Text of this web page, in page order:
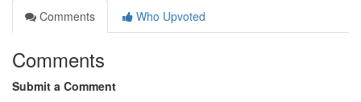
Comments
Who Upvoted
Comments
Submit a Comment